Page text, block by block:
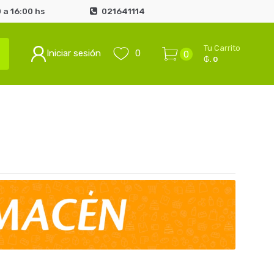
16:00 hs 021641114
Iniciar sesión 0 0
Tu Carrito
₲. 0